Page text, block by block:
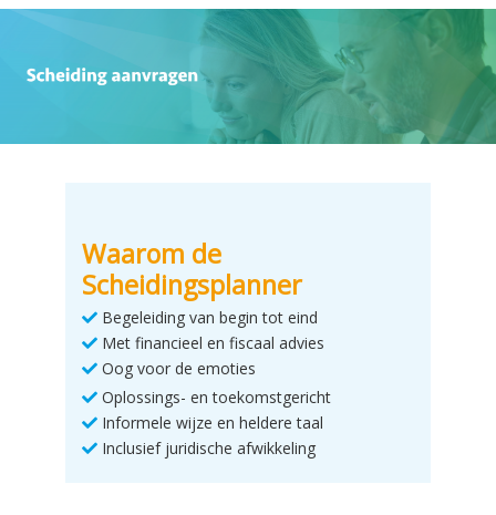
Waarom de
Scheidingsplanner
Begeleiding van begin tot eind
Met financieel en fiscaal advies
Oog voor de emoties
Oplossings- en toekomstgericht
Informele wijze en heldere taal
Inclusief juridische afwikkeling